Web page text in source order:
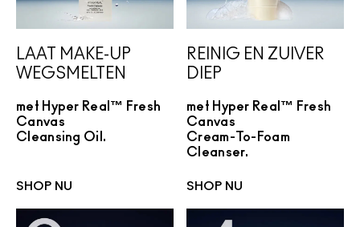
LAAT MAKE-UP
WEGSMELTEN
met Hyper Real™ Fresh
Canvas
Cleansing Oil.
SHOP NU
REINIG EN ZUIVER
DIEP
met Hyper Real™ Fresh
Canvas
Cream-To-Foam
Cleanser.
SHOP NU